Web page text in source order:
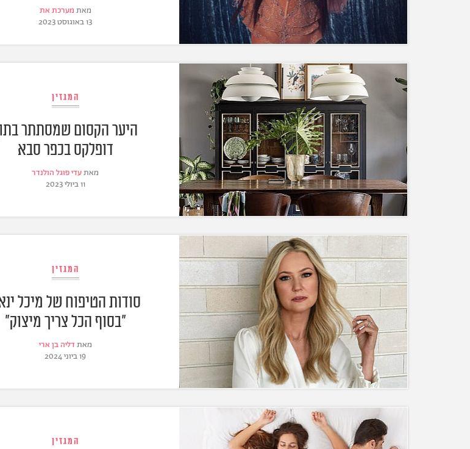
מאת מערכת את
13 באוגוסט 2023
המגזין
היער הקסום שמסתתר
דופלקס בכפר סבא
מאתעדי פוגל הולנדר
11 ביולי 2023
המגזין
סודות הטיפוח של מיכל
"בסוף הכל צריך מיצוק"
מאת דליה בן ארי
19 ביוני 2024
המגזין